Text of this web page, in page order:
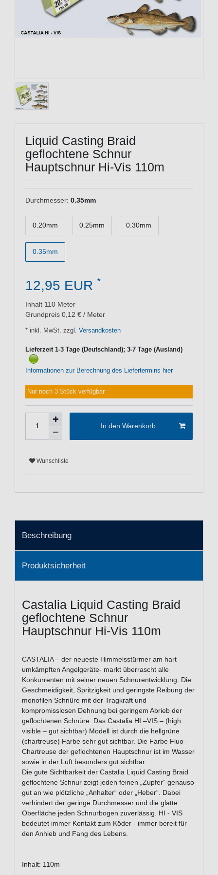
Liquid Casting Braid
geflochtene Schnur
Hauptschnur Hi-Vis 110m
Durchmesser: 0.35mm
0.20mm 0.25mm 0.30mm
0.35mm
12,95 EUR *
Inhalt 110 Meter
Grundpreis 0,12 € / Meter
* inkl. MwSt. zzgl. Versandkosten
Lieferzeit 1-3 Tage (Deutschland); 3-7 Tage (Ausland)
Informationen zur Berechnung des Liefertermins hier
Nur noch 3 Stück verfügbar
In den Warenkorb
Wunschliste
Beschreibung
Produktsicherheit
Castalia Liquid Casting Braid
geflochtene Schnur
Hauptschnur Hi-Vis 110m
CASTALIA – der neueste Himmelsstürmer am hart
umkämpften Angelgeräte- markt überrascht alle
Konkurrenten mit seiner neuen Schnurentwicklung. Die
Geschmeidigkeit, Spritzigkeit und geringste Reibung der
monofilen Schnüre mit der Tragkraft und
kompromisslosen Dehnung bei geringem Abrieb der
geflochtenen Schnüre. Das Castalia HI –VIS – (high
visible – gut sichtbar) Modell ist durch die hellgrüne
(chartreuse) Farbe sehr gut sichtbar. Die Farbe Fluo -
Chartreuse der geflochtenen Hauptschnur ist im Wasser
sowie in der Luft besonders gut sichtbar.
Die gute Sichtbarkeit der Castalia Liquid Casting Braid
geflochtene Schnur zeigt jeden feinen „Zupfer“ genauso
gut an wie plötzliche „Anhalter“ oder „Heber“. Dabei
verhindert der geringe Durchmesser und die glatte
Oberfläche jeden Schnurbogen zuverlässig. HI - VIS
bedeutet immer Kontakt zum Köder - immer bereit für
den Anhieb und Fang des Lebens.
Inhalt: 110m